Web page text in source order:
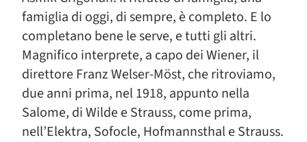
famiglia di oggi, di sempre, è completo. E lo
completano bene le serve, e tutti gli altri.
Magnifico interprete, a capo dei Wiener, il
direttore Franz Welser-Möst, che ritroviamo,
due anni prima, nel 1918, appunto nella
Salome, di Wilde e Strauss, come prima,
nell’Elektra, Sofocle, Hofmannsthal e Strauss.